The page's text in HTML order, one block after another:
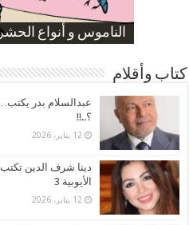
الناموس و أنواع
الموظفين بعد ارتفاع
ارتفاع نسبة الطلاق
صورة كاركاتيرية
صورة كاركاتيرية
كتاب وأقلام
عبدالسلام بدر
؟..!!
12 يناير، 2026
دينا شرف الدين
الأيوبية 3
12 يناير، 2026